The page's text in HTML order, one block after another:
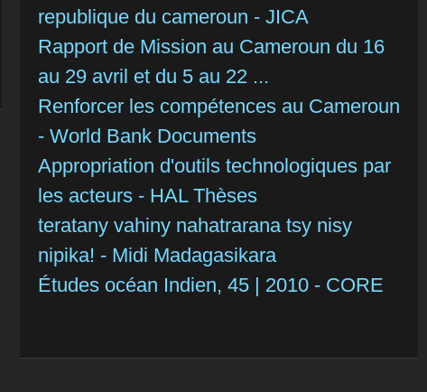
republique du cameroun - JICA
Rapport de Mission au Cameroun du 16
au 29 avril et du 5 au 22 ...
Renforcer les compétences au Cameroun
- World Bank Documents
Appropriation d'outils technologiques par
les acteurs - HAL Thèses
teratany vahiny nahatrarana tsy nisy
nipika! - Midi Madagasikara
Études océan Indien, 45 | 2010 - CORE